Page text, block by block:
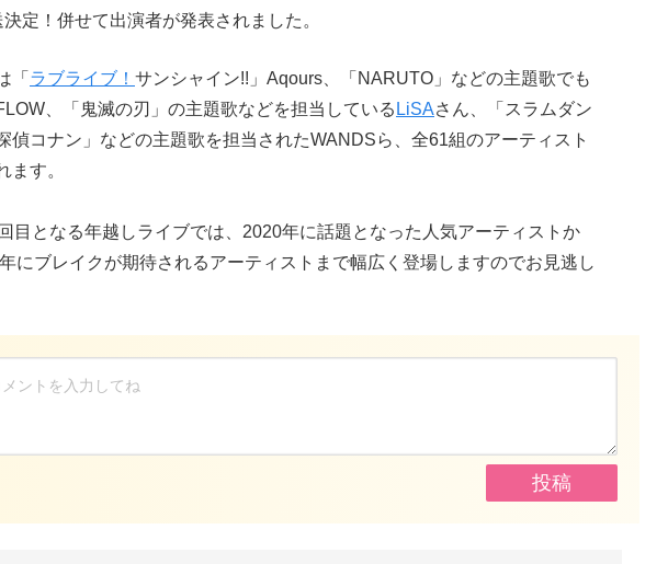
決定！併せて出演者が発表されました。
「 ラブライブ！ サンシャイン!!」Aqours、「NARUTO」などの主題歌でも
、「鬼滅の刃」の主題歌などを担当している LiSAさん、「スラムダン
偵コナン」などの主題歌を担当されたWANDSら、全61組のアーティスト
ます。
目となる年越しライブでは、2020年に話題となった人気アーティストか
にブレイクが期待されるアーティストまで幅広く登場しますのでお見逃し